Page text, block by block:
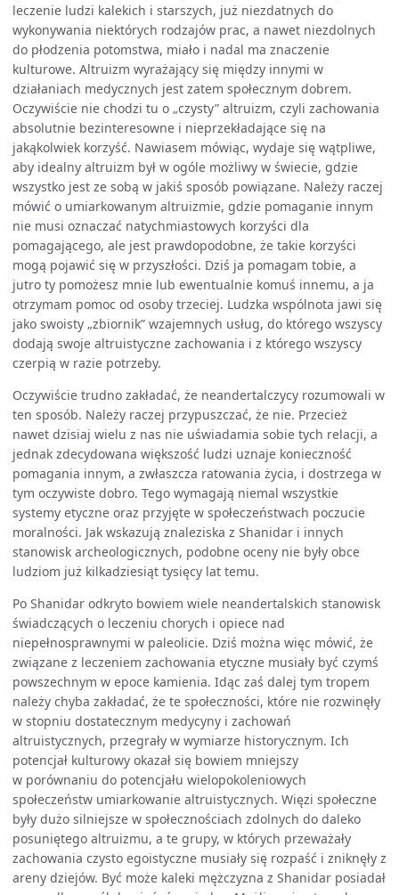
leczenie ludzi kalekich i starszych, już niezdatnych do
wykonywania niektórych rodzajów prac, a nawet niezdolnych
do płodzenia potomstwa, miało i nadal ma znaczenie
kulturowe. Altruizm wyrażający się między innymi w
działaniach medycznych jest zatem społecznym dobrem.
Oczywiście nie chodzi tu o „czysty” altruizm, czyli zachowania
absolutnie bezinteresowne i nieprzekładające się na
jakąkolwiek korzyść. Nawiasem mówiąc, wydaje się wątpliwe,
aby idealny altruizm był w ogóle możliwy w świecie, gdzie
wszystko jest ze sobą w jakiś sposób powiązane. Należy raczej
mówić o umiarkowanym altruizmie, gdzie pomaganie innym
nie musi oznaczać natychmiastowych korzyści dla
pomagającego, ale jest prawdopodobne, że takie korzyści
mogą pojawić się w przyszłości. Dziś ja pomagam tobie, a
jutro ty pomożesz mnie lub ewentualnie komuś innemu, a ja
otrzymam pomoc od osoby trzeciej. Ludzka wspólnota jawi się
jako swoisty „zbiornik” wzajemnych usług, do którego wszyscy
dodają swoje altruistyczne zachowania i z którego wszyscy
czerpią w razie potrzeby.
Oczywiście trudno zakładać, że neandertalczycy rozumowali w
ten sposób. Należy raczej przypuszczać, że nie. Przecież
nawet dzisiaj wielu z nas nie uświadamia sobie tych relacji, a
jednak zdecydowana większość ludzi uznaje konieczność
pomagania innym, a zwłaszcza ratowania życia, i dostrzega w
tym oczywiste dobro. Tego wymagają niemal wszystkie
systemy etyczne oraz przyjęte w społeczeństwach poczucie
moralności. Jak wskazują znaleziska z Shanidar i innych
stanowisk archeologicznych, podobne oceny nie były obce
ludziom już kilkadziesiąt tysięcy lat temu.
Po Shanidar odkryto bowiem wiele neandertalskich stanowisk
świadczących o leczeniu chorych i opiece nad
niepełnosprawnymi w paleolicie. Dziś można więc mówić, że
związane z leczeniem zachowania etyczne musiały być czymś
powszechnym w epoce kamienia. Idąc zaś dalej tym tropem
należy chyba zakładać, że te społeczności, które nie rozwinęły
w stopniu dostatecznym medycyny i zachowań
altruistycznych, przegrały w wymiarze historycznym. Ich
potencjał kulturowy okazał się bowiem mniejszy
w porównaniu do potencjału wielopokoleniowych
społeczeństw umiarkowanie altruistycznych. Więzi społeczne
były dużo silniejsze w społecznościach zdolnych do daleko
posuniętego altruizmu, a te grupy, w których przeważały
zachowania czysto egoistyczne musiały się rozpaść i zniknęły z
areny dziejów. Być może kaleki mężczyzna z Shanidar posiadał